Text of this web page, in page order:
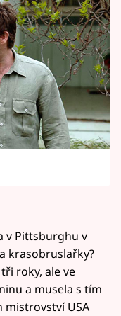
v Pittsburghu v
krasobruslařky?
roky, ale ve
a musela s tím
mistrovství USA